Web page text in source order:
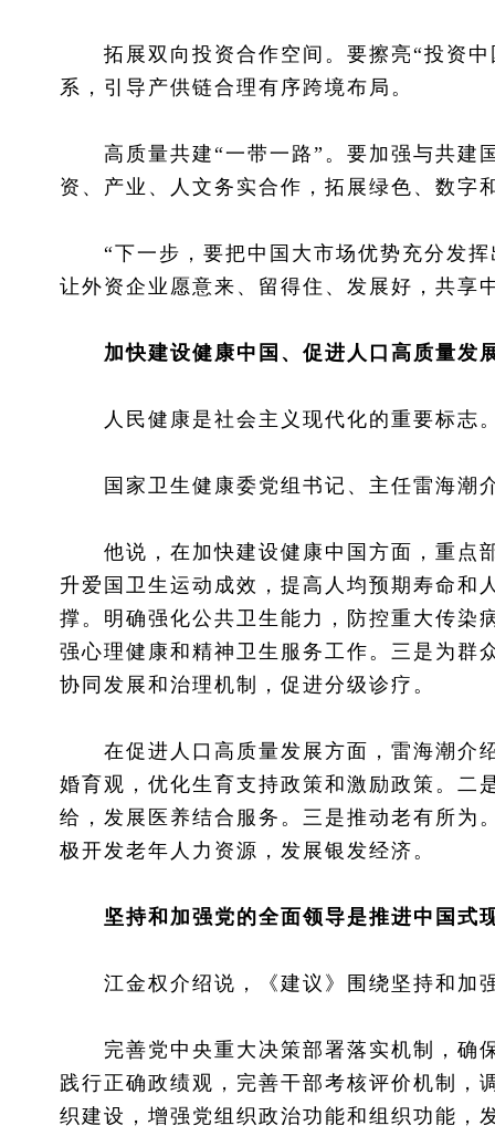
拓展双向投资合作空间。要擦亮“投资中
系，引导产供链合理有序跨境布局。
高质量共建“一带一路”。要加强与共建国
资、产业、人文务实合作，拓展绿色、数字
“下一步，要把中国大市场优势充分发挥
让外资企业愿意来、留得住、发展好，共享
加快建设健康中国、促进人口高质量发
人民健康是社会主义现代化的重要标志
国家卫生健康委党组书记、主任雷海潮介
他说，在加快建设健康中国方面，重点部
升爱国卫生运动成效，提高人均预期寿命和
撑。明确强化公共卫生能力，防控重大传染
强心理健康和精神卫生服务工作。三是为群
协同发展和治理机制，促进分级诊疗。
在促进人口高质量发展方面，雷海潮介绍
婚育观，优化生育支持政策和激励政策。二
给，发展医养结合服务。三是推动老有所为
极开发老年人力资源，发展银发经济。
坚持和加强党的全面领导是推进中国式
江金权介绍说，《建议》围绕坚持和加强
完善党中央重大决策部署落实机制，确保
践行正确政绩观，完善干部考核评价机制，
织建设，增强党组织政治功能和组织功能，